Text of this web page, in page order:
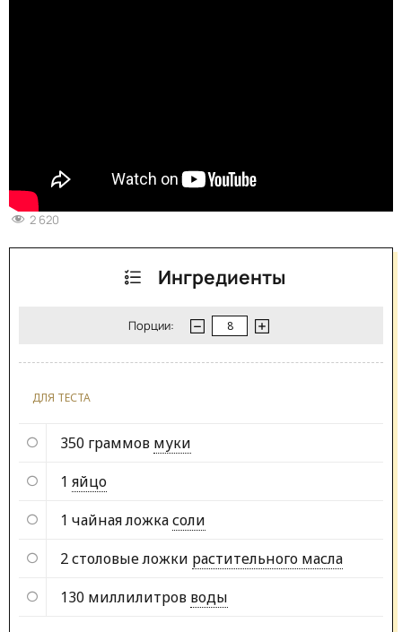
2 620
Ингредиенты
Порции:
ДЛЯ ТЕСТА
350 граммов муки
1 яйцо
1 чайная ложкасоли
2 столовые ложки растительного масла
130 миллилитров воды